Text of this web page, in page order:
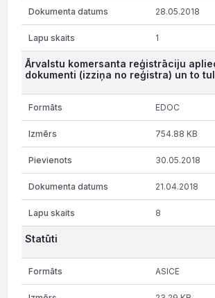
28.05.2018
1
Ārvalstu komersanta reģistrāciju
dokumenti (izziņa no reģistra) un to
EDOC
754.88 KB
30.05.2018
21.04.2018
8
Statūti
ASICE